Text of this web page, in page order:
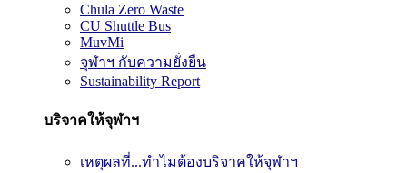
Chula Zero Waste
CU Shuttle Bus
MuvMi
จุฬาฯ กับความยั่งยืน
Sustainability Report
บริจาคให้จุฬาฯ
เหตุผลที่...ทำไมต้องบริจาคให้จุฬาฯ